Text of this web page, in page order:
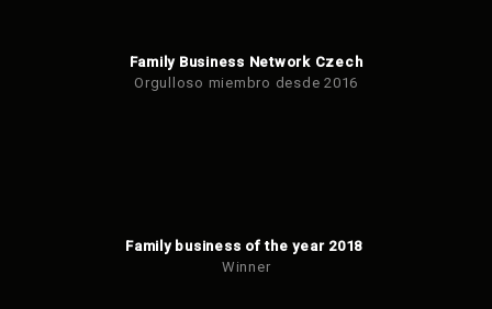
Family Business Network Czech
Orgulloso miembro desde 2016
Family business of the year 2018
Winner